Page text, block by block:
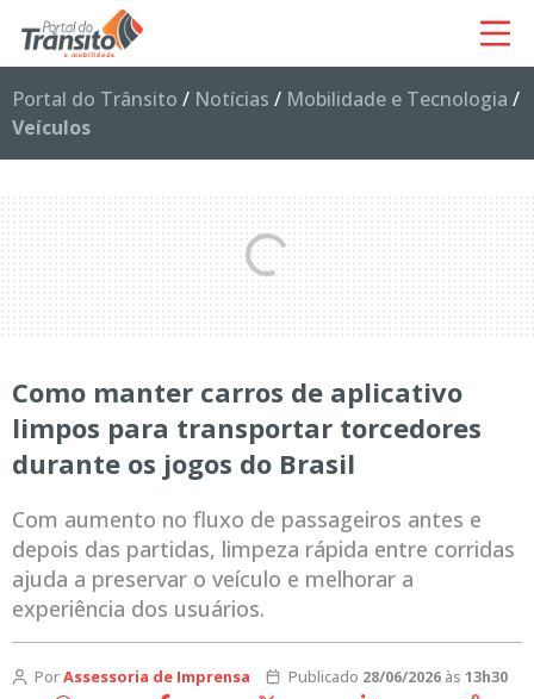
Portal do Trânsito / Notícias / Mobilidade e Tecnologia /
Veículos
Como manter carros de aplicativo
limpos para transportar torcedores
durante os jogos do Brasil
Com aumento no fluxo de passageiros antes e
depois das partidas, limpeza rápida entre corridas
ajuda a preservar o veículo e melhorar a
experiência dos usuários.
PorAssessoria de Imprensa Publicado 28/06/2026às 13h30